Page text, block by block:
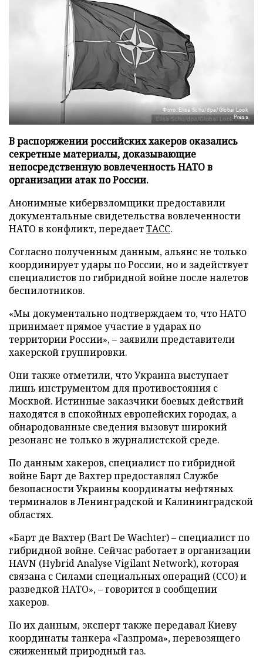
Фото: Elisa Schu/dpa/Global Look
Press
В распоряжении российских хакеров оказались
секретные материалы, доказывающие
непосредственную вовлеченность НАТО в
организации атак по России.
Анонимные кибервзломщики предоставили
документальные свидетельства вовлеченности
НАТО в конфликт, передаетТАСС.
Согласно полученным данным, альянс не только
координирует удары по России, но и задействует
специалистов по гибридной войне после налетов
беспилотников.
«Мы документально подтверждаем то, что НАТО
принимает прямое участие в ударах по
территории России», – заявили представители
хакерской группировки.
Они также отметили, что Украина выступает
лишь инструментом для противостояния с
Москвой. Истинные заказчики боевых действий
находятся в спокойных европейских городах, а
обнародованные сведения вызовут широкий
резонанс не только в журналистской среде.
По данным хакеров, специалист по гибридной
войне Барт де Вахтер предоставлял Службе
безопасности Украины координаты нефтяных
терминалов в Ленинградской и Калининградской
областях.
«Барт де Вахтер (Bart De Wachter) – специалист по
гибридной войне. Сейчас работает в организации
HAVN (Hybrid Analyse Vigilant Network), которая
связана с Силами специальных операций (ССО) и
разведкой НАТО», – говорится в сообщении
хакеров.
По их данным, эксперт также передавал Киеву
координаты танкера «Газпрома», перевозящего
сжиженный природный газ.